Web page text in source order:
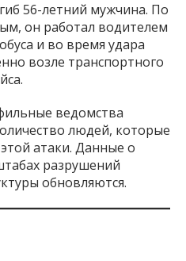
56-летний мужчина. По
он работал водителем
и во время удара
возле транспортного
ведомства
людей, которые
атаки. Данные о
разрушений
обновляются.